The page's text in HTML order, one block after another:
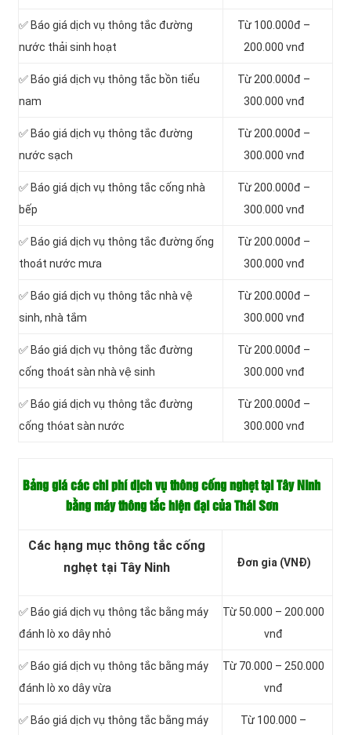
‎✅ Báo giá dịch vụ thông tắc đường
nước thải sinh hoạt
Từ 100.000đ –
200.000 vnđ
✅ Báo giá dịch vụ thông tắc bồn tiểu
nam
Từ 200.000đ –
300.000 vnđ
✅ Báo giá dịch vụ thông tắc đường
nước sạch
Từ 200.000đ –
300.000 vnđ
✅ Báo giá dịch vụ thông tắc cống nhà
bếp
Từ 200.000đ –
300.000 vnđ
✅ Báo giá dịch vụ thông tắc đường ống
thoát nước mưa
Từ 200.000đ –
300.000 vnđ
✅ Báo giá dịch vụ thông tắc nhà vệ
sinh, nhà tắm
Từ 200.000đ –
300.000 vnđ
✅ Báo giá dịch vụ thông tắc đường
cống thoát sàn nhà vệ sinh
Từ 200.000đ –
300.000 vnđ
✅ Báo giá dịch vụ thông tắc đường
cống thóat sàn nước
Từ 200.000đ –
300.000 vnđ
Bảng giá các chi phí dịch vụ thông cống nghẹt tại Tây Ninh
bằng máy thông tắc hiện đại của Thái Sơn
Các hạng mục thông tắc cống
nghẹt tại Tây Ninh
Đơn gia (VNĐ)
✅ Báo giá dịch vụ thông tắc bằng máy
đánh lò xo dây nhỏ
Từ 50.000 – 200.000
vnđ
✅ Báo giá dịch vụ thông tắc bằng máy
đánh lò xo dây vừa
Từ 70.000 – 250.000
vnđ
✅ Báo giá dịch vụ thông tắc bằng máy
Từ 100.000 –